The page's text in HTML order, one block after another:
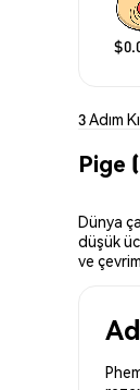
3 Adım
Pige
Dünya
düşük
ve